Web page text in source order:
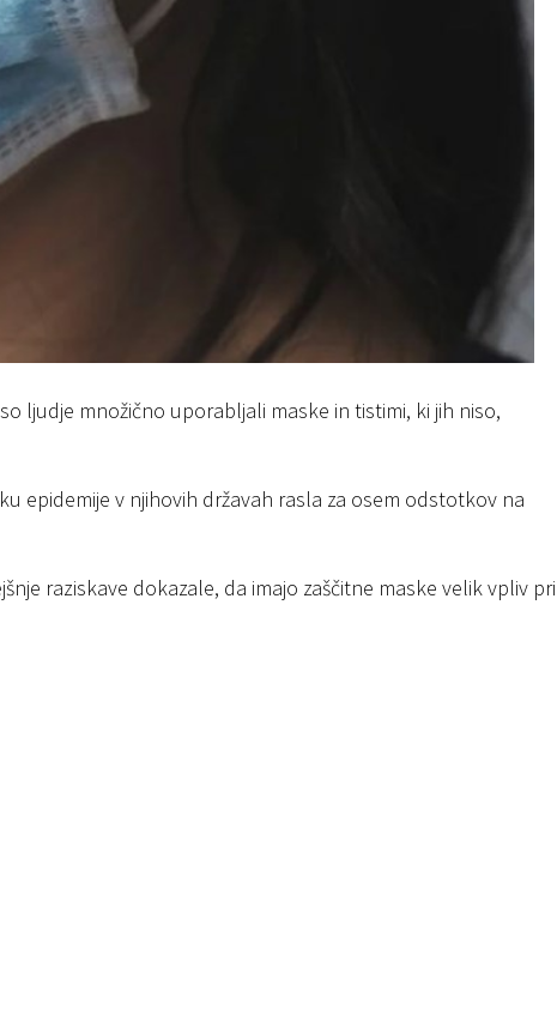
ljudje množično uporabljali maske in tistimi, ki jih niso,
epidemije v njihovih državah rasla za osem odstotkov na
raziskave dokazale, da imajo zaščitne maske velik vpliv pri